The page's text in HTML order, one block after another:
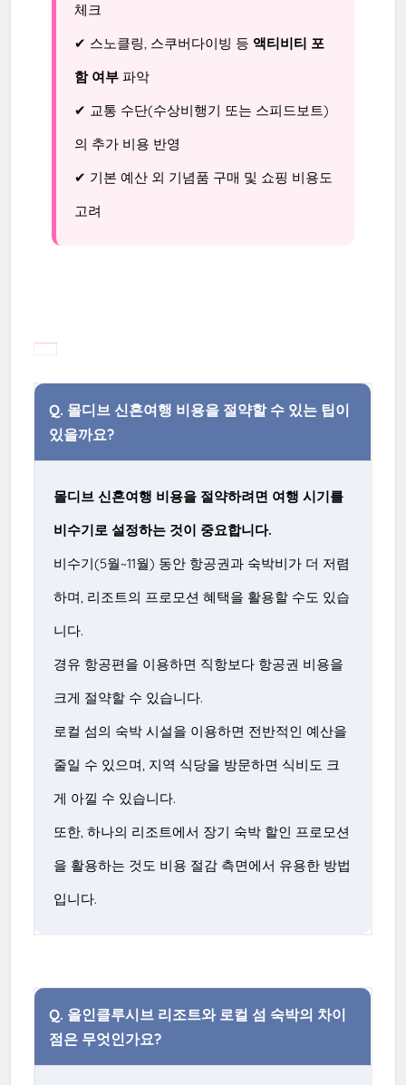
체크
✔ 스노클링, 스쿠버다이빙 등 액티비티 포
함 여부파악
✔ 교통 수단(수상비행기 또는 스피드보트)
의 추가 비용 반영
✔ 기본 예산 외 기념품 구매 및 쇼핑 비용도
고려
Q. 몰디브 신혼여행 비용을 절약할 수 있는 팁이
있을까요?
몰디브 신혼여행 비용을 절약하려면 여행 시기를
비수기로 설정하는 것이 중요합니다.
비수기(5월~11월) 동안 항공권과 숙박비가 더 저렴
하며, 리조트의 프로모션 혜택을 활용할 수도 있습
니다.
경유 항공편을 이용하면 직항보다 항공권 비용을
크게 절약할 수 있습니다.
로컬 섬의 숙박 시설을 이용하면 전반적인 예산을
줄일 수 있으며, 지역 식당을 방문하면 식비도 크
게 아낄 수 있습니다.
또한, 하나의 리조트에서 장기 숙박 할인 프로모션
을 활용하는 것도 비용 절감 측면에서 유용한 방법
입니다.
Q. 올인클루시브 리조트와 로컬 섬 숙박의 차이
점은 무엇인가요?